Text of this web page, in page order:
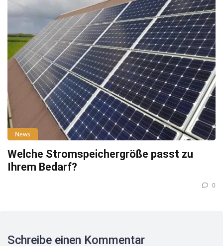
News
Welche Stromspeichergröße passt zu
Ihrem Bedarf?
0
Schreibe einen Kommentar